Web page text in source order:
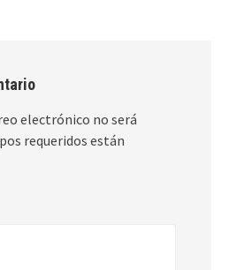
electrónico no será
requeridos están